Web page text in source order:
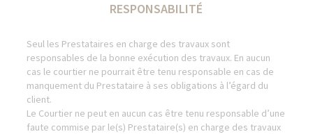
RESPONSABILITÉ
Seul les Prestataires en charge des travaux sont
responsables de la bonne exécution des travaux. En aucun
cas le courtier ne pourrait être tenu responsable en cas de
manquement du Prestataire à ses obligations à l’égard du
client.
Le Courtier ne peut en aucun cas être tenu responsable d’une
faute commise par le(s) Prestataire(s) en charge des travaux